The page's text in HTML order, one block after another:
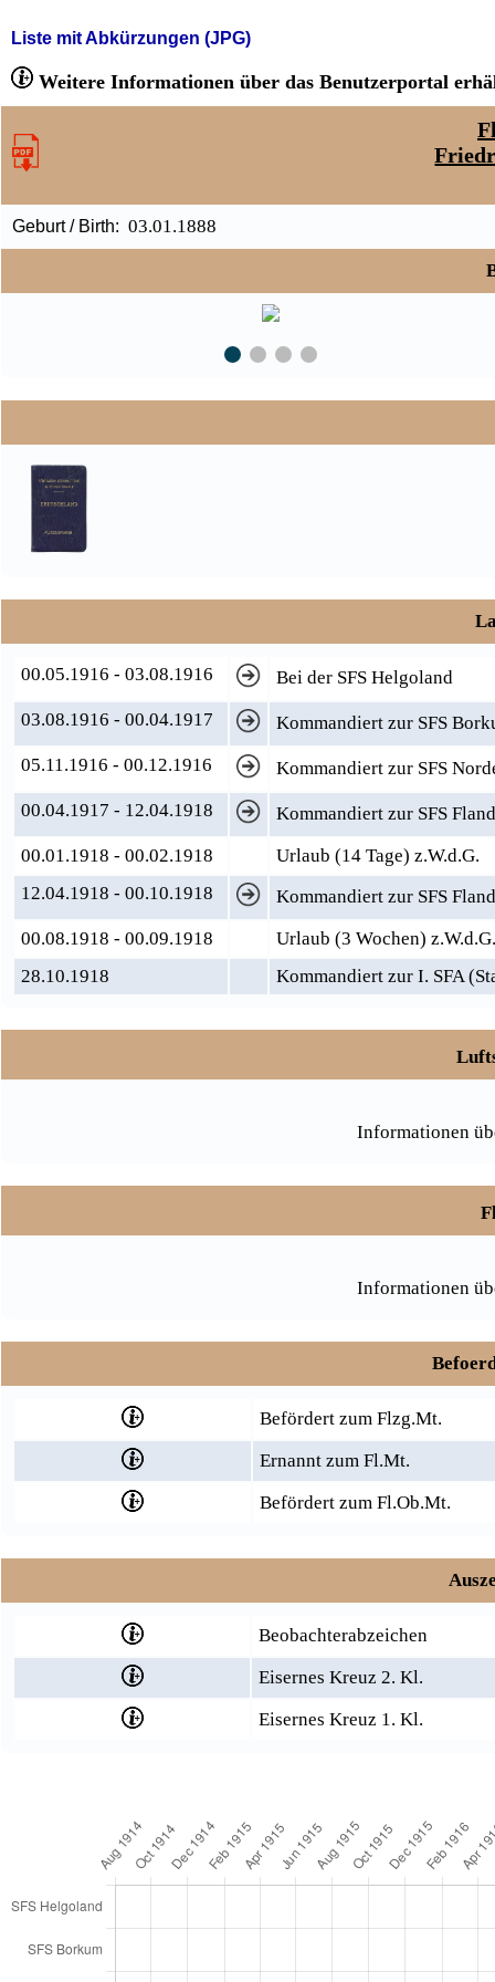
Liste mit Abkürzungen (JPG)
Weitere Informationen über das Benutzerportal
Geburt / Birth: 03.01.1888
00.05.1916 - 03.08.1916
Bei der SFS Helgoland
03.08.1916 - 00.04.1917
Kommandiert zur SFS
05.11.1916 - 00.12.1916
Kommandiert zur SFS
00.04.1917 - 12.04.1918
Kommandiert zur SFS
00.01.1918 - 00.02.1918
Urlaub (14 Tage) z.W.d.G.
12.04.1918 - 00.10.1918
Kommandiert zur SFS
00.08.1918 - 00.09.1918
Urlaub (3 Wochen) z.W.d.G.
28.10.1918
Kommandiert zur I. SFA
Informationen
Informationen
Befördert zum Flzg.Mt.
Ernannt zum Fl.Mt.
Befördert zum Fl.Ob.Mt.
Beobachterabzeichen
Eisernes Kreuz 2. Kl.
Eisernes Kreuz 1. Kl.